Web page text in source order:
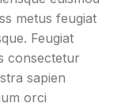
metus feugiat
Feugiat
consectetur
sapien
orci